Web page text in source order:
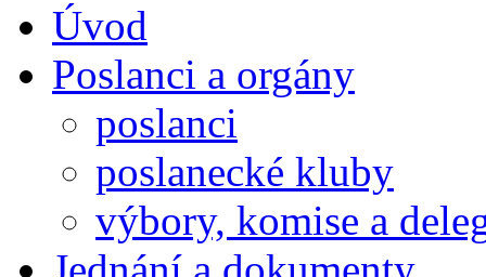
Úvod
Poslanci a orgány
poslanci
poslanecké kluby
výbory, komise a